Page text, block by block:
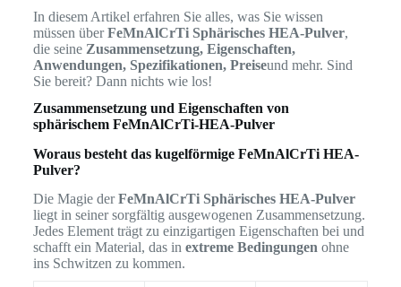
In diesem Artikel erfahren Sie alles, was Sie wissen
müssen überFeMnAlCrTi Sphärisches HEA-Pulver,
die seine Zusammensetzung, Eigenschaften,
Anwendungen, Spezifikationen, Preiseund mehr. Sind
Sie bereit? Dann nichts wie los!
Zusammensetzung und Eigenschaften von
sphärischem FeMnAlCrTi-HEA-Pulver
Woraus besteht das kugelförmige FeMnAlCrTi HEA-
Pulver?
Die Magie derFeMnAlCrTi Sphärisches HEA-Pulver
liegt in seiner sorgfältig ausgewogenen Zusammensetzung.
Jedes Element trägt zu einzigartigen Eigenschaften bei und
schafft ein Material, das in extreme Bedingungen ohne
ins Schwitzen zu kommen.